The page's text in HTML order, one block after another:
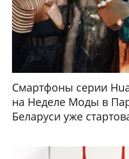
Смартфоны серии
на Неделе Моды в
Беларуси уже